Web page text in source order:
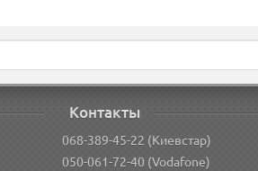
Контакты
068-389-45-22 (Киевстар)
050-061-72-40 (Vodafone)